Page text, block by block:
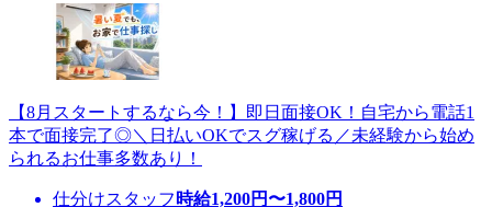
【8月スタートするなら今！】即日面接OK！自宅から電話1
本で面接完了◎＼日払いOKでスグ稼げる／未経験から始め
られるお仕事多数あり！
仕分けスタッフ 時給1,200円〜1,800円